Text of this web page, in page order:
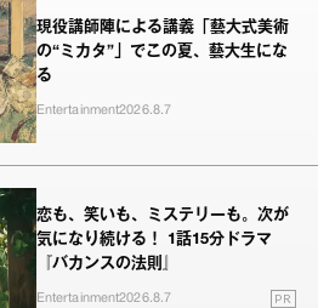
現役講師陣による講義「藝大式美術
の“ミカタ”」でこの夏、藝大生にな
る
Entertainment2026.8.7
恋も、笑いも、ミステリーも。次が
気になり続ける！ 1話15分ドラマ
『バカンスの法則』
Entertainment2026.8.7 PR